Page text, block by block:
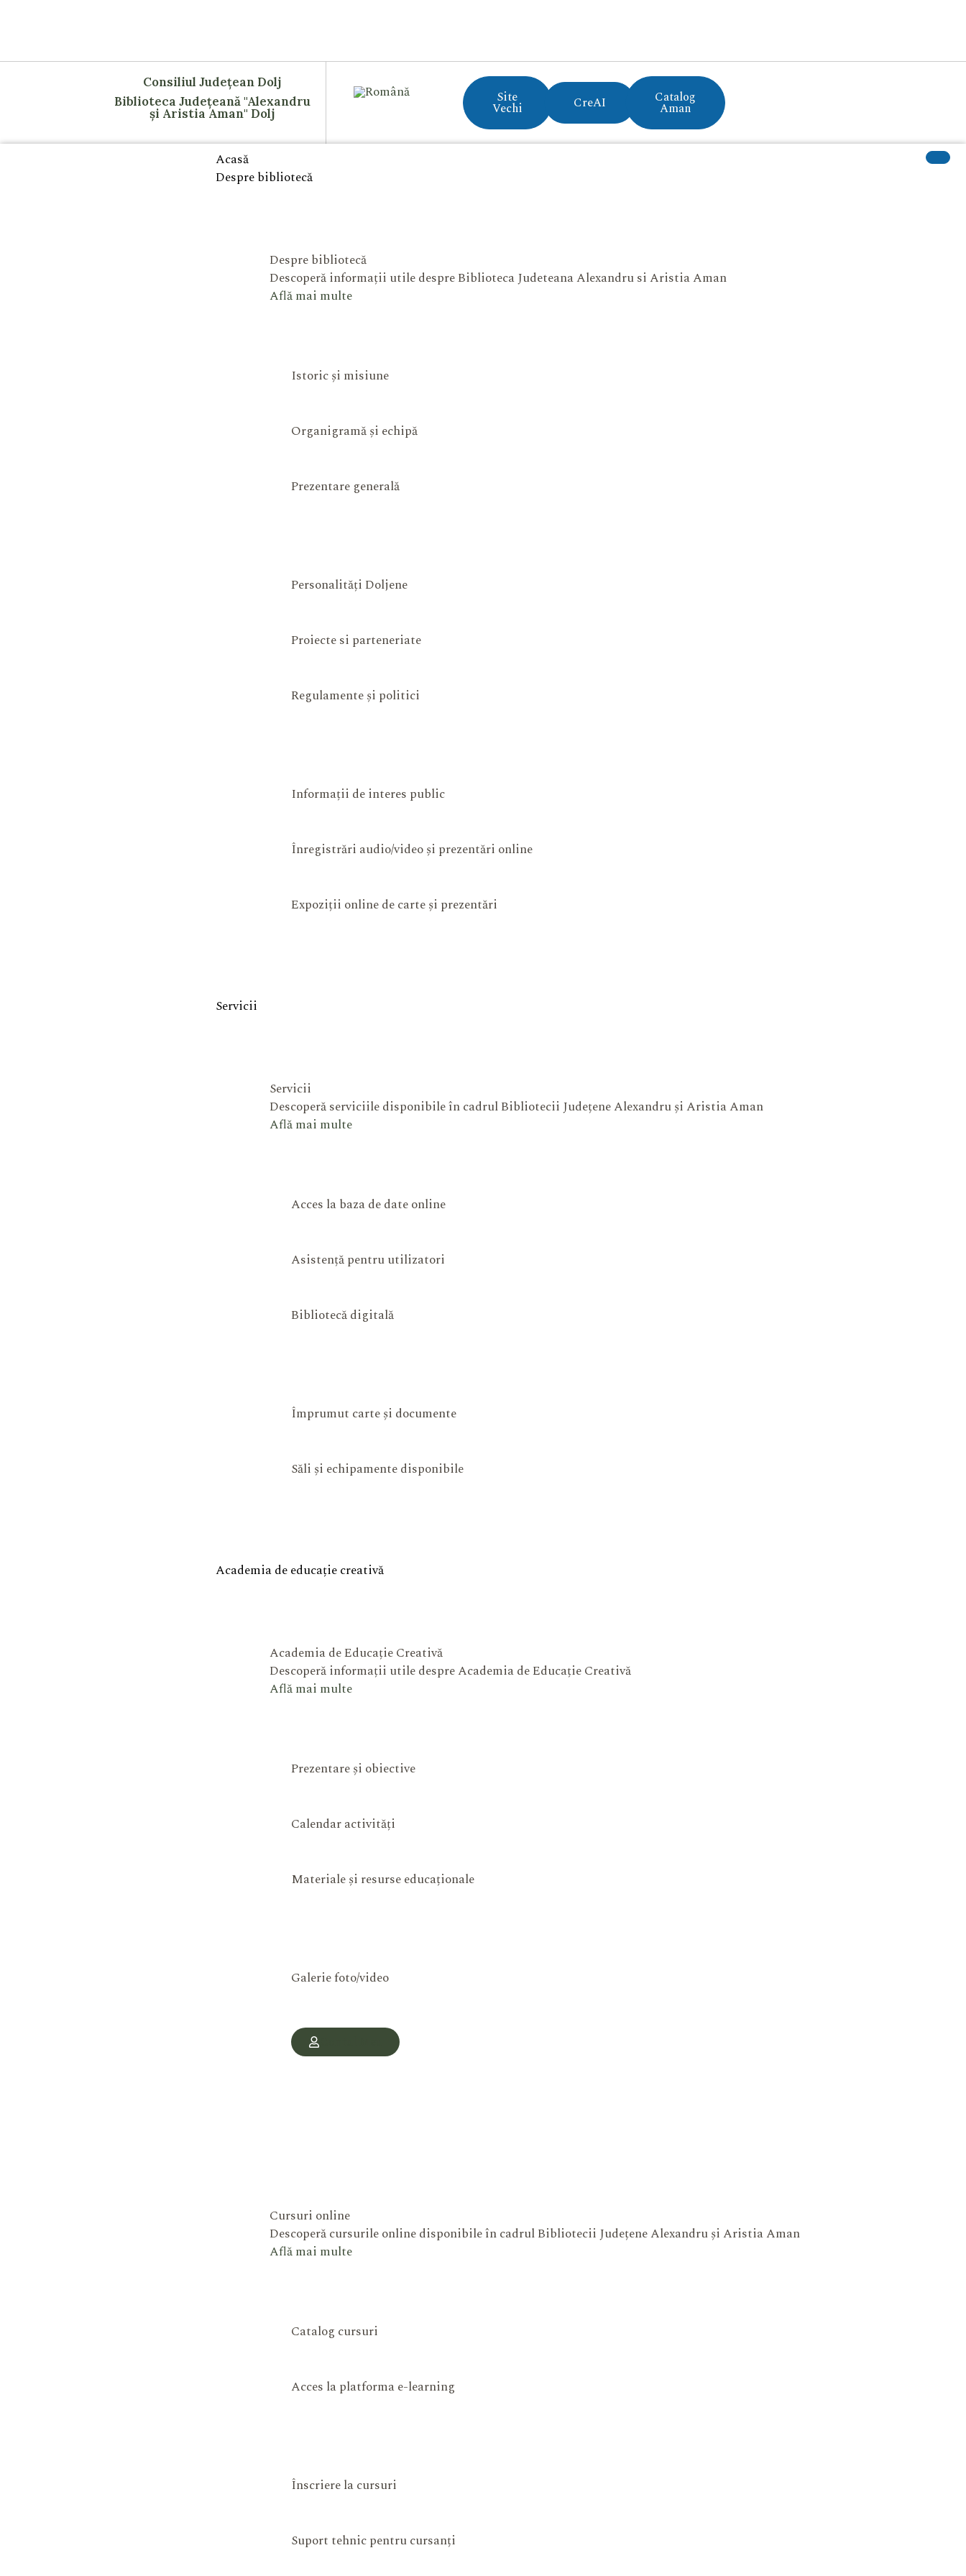
Consiliul Județean Dolj
Biblioteca Județeană "Alexandru
și Aristia Aman" Dolj
Site
Vechi CreAI Catalog
Aman
Acasă
Despre bibliotecă
Despre bibliotecă
Descoperă informații utile despre Biblioteca Judeteana Alexandru si Aristia Aman
Află mai multe
Istoric și misiune
Organigramă și echipă
Prezentare generală
Personalități Doljene
Proiecte si parteneriate
Regulamente și politici
Informații de interes public
Înregistrări audio/video și prezentări online
Expoziții online de carte și prezentări
Servicii
Servicii
Descoperă serviciile disponibile în cadrul Bibliotecii Județene Alexandru și Aristia Aman
Află mai multe
Acces la baza de date online
Asistență pentru utilizatori
Bibliotecă digitală
Împrumut carte și documente
Săli și echipamente disponibile
Academia de educație creativă
Academia de Educație Creativă
Descoperă informații utile despre Academia de Educație Creativă
Află mai multe
Prezentare și obiective
Calendar activități
Materiale și resurse educaționale
Galerie foto/video
Cursuri online
Descoperă cursurile online disponibile în cadrul Bibliotecii Județene Alexandru și Aristia Aman
Află mai multe
Catalog cursuri
Acces la platforma e-learning
Înscriere la cursuri
Suport tehnic pentru cursanți